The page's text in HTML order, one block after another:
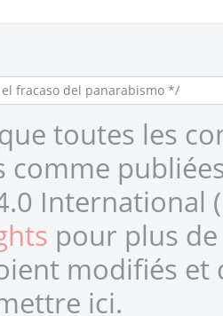
toutes les
comme
International
pour plus
modifiés
ici.